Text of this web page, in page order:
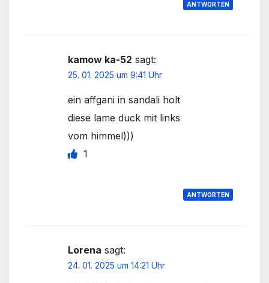
ANTWORTEN
kamow ka-52 sagt:
25. 01. 2025 um 9:41 Uhr
ein affgani in sandali holt
diese lame duck mit links
vom himmel)))
1
ANTWORTEN
Lorena sagt:
24. 01. 2025 um 14:21 Uhr